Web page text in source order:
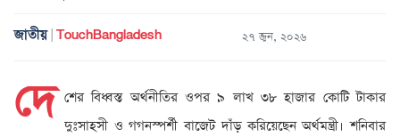
জাতীয়| TouchBangladesh ২৭ জুন, ২০২৬
দে শের বিধ্বস্ত অর্থনীতির ওপর ৯ লাখ ৩৮ হাজার কোটি টাকার
দুঃসাহসী ও গগনস্পর্শী বাজেট দাঁড় করিয়েছেন অর্থমন্ত্রী। শনিবার